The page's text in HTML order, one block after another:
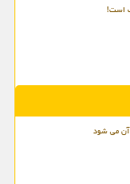
است!
آن می شود